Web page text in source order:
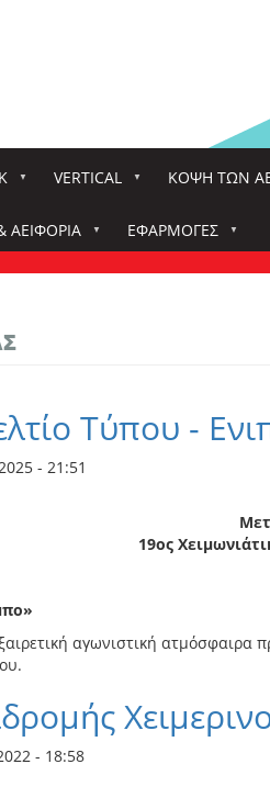
VERTICAL ΚΌΨΗ ΤΩΝ
ΕΦΑΡΜΟΓΈΣ
Τύπου -
- 21:51
19ος
αγωνιστική
- 18:58